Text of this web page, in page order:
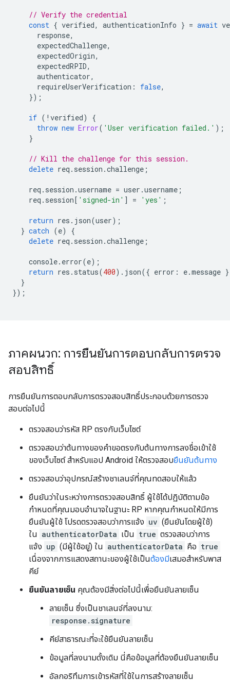
// Verify the credential
const { verified, authenticationInfo } = await
response,
expectedChallenge,
expectedOrigin,
expectedRPID,
authenticator,
requireUserVerification : false,
});
if ( ! verified)
{
throw new Error( 'User verification failed.' );
}
// Kill the challenge for this session.
delete req . session .challenge ;
req . session .username = user .username ;
req . session[ 'signed-in' ] = 'yes' ;
return res . json(user);
} catch (e)
{
delete req . session .challenge ;
console. error(e);
return res . status(400). json({ error : e.message
}
});
ภาคผนวก: การยืนยันการตอบกลับการตรวจ
สอบสิทธิ์
การยืนยันการตอบกลับการตรวจสอบสิทธิ์ประกอบด้วยการตรวจ
สอบต่อไปนี้
ตรวจสอบว่ารหัส RP ตรงกับเว็บไซต์
ตรวจสอบว่าต้นทางของคำขอตรงกับต้นทางการลงชื่อเข้าใช้
ของเว็บไซต์ สำหรับแอป Android ให้ตรวจสอบยืนยันต้นทาง
ตรวจสอบว่าอุปกรณ์สร้างชาเลนจ์ที่คุณทดสอบให้แล้ว
ยืนยันว่าในระหว่างการตรวจสอบสิทธิ์ ผู้ใช้ได้ปฏิบัติตามข้อ
กำหนดที่คุณมอบอำนาจในฐานะ RP หากคุณกำหนดให้มีการ
ยืนยันผู้ใช้ โปรดตรวจสอบว่าการแจ้ง uv (ยืนยันโดยผู้ใช้)
ใน authenticatorData เป็น true ตรวจสอบว่าการ
แจ้ง up (มีผู้ใช้อยู่) ใน authenticatorData คือ true
เนื่องจากการแสดงสถานะของผู้ใช้เป็นต้องมีเสมอสำหรับพาส
คีย์
ยืนยันลายเซ็น คุณต้องมีสิ่งต่อไปนี้เพื่อยืนยันลายเซ็น
ลายเซ็น ซึ่งเป็นชาเลนจ์ที่ลงนาม:
response.signature
คีย์สาธารณะที่จะใช้ยืนยันลายเซ็น
ข้อมูลที่ลงนามดั้งเดิม นี่คือข้อมูลที่ต้องยืนยันลายเซ็น
อัลกอริทึมการเข้ารหัสที่ใช้ในการสร้างลายเซ็น